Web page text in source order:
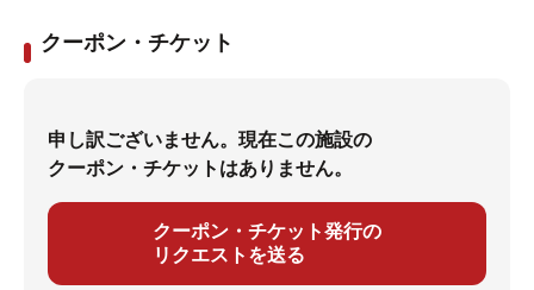
クーポン・チケット
申し訳ございません。現在この施設の
クーポン・チケットはありません。
クーポン・チケット発行の
リクエストを送る